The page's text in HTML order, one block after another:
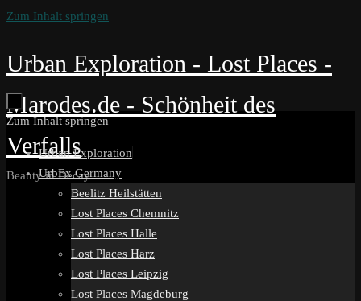
Zum Inhalt springen
Urban Exploration - Lost Places -
Marodes.de - Schönheit des
Verfalls
Beauty in Decay
Zum Inhalt springen
Urban Exploration
UrbEx Germany
Beelitz Heilstätten
Lost Places Chemnitz
Lost Places Halle
Lost Places Harz
Lost Places Leipzig
Lost Places Magdeburg